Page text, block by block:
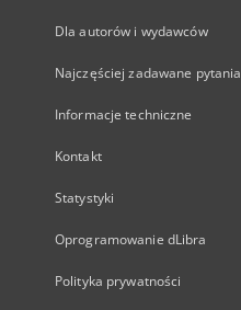
Dla autorów i wydawców
Najczęściej zadawane pytania
Informacje techniczne
Kontakt
Statystyki
Oprogramowanie dLibra
Polityka prywatności